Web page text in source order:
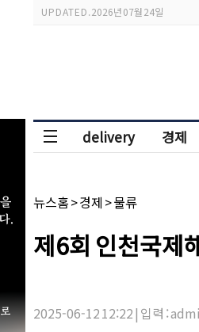
UPDATED.2026년 07월 24일
delivery 경제
채
널
뉴스홈>경제 >물류
사
제6회 인천국제
2025-06-12 12:22 | 입력 :